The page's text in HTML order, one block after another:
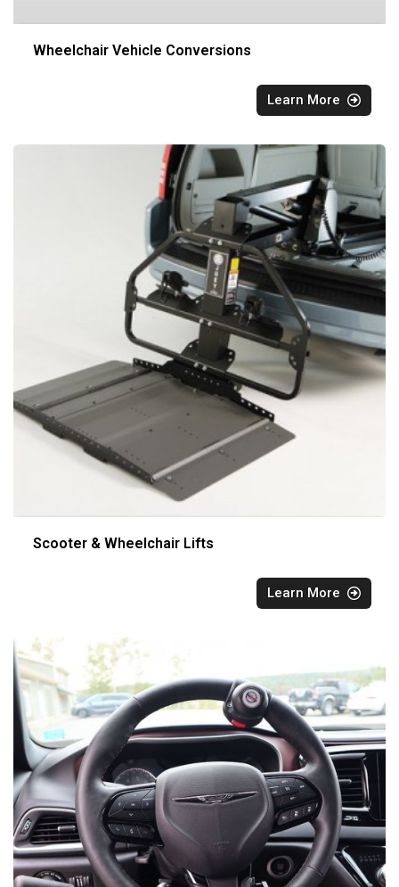
Wheelchair Vehicle Conversions
Learn More
Scooter & Wheelchair Lifts
Learn More